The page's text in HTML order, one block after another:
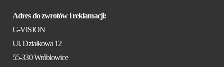
Adres do zwrotów i reklamacji:
G-VISION
Ul. Działkowa 12
55-330 Wróblowice